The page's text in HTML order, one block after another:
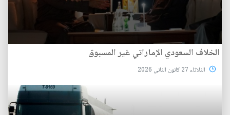
الخلاف السعودي الإماراتي غير المسبوق
الثلاثاء 27 كانون الثاني 2026